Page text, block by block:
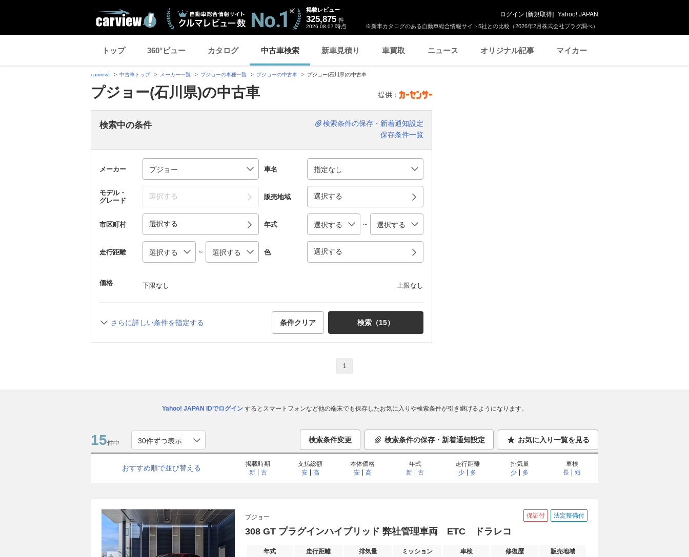
※新車カタログのある自動車総合情報サイト5社との比較（2026年2月株式会社プラグ調べ）
掲載レビュー
325,875 件
2026.08.07 時点
ログイン [新規取得] Yahoo! JAPAN
トップ 360°ビュー カタログ 中古車検索 新車見積り 車買取 ニュース オリジナル記事 マイカー
carview! 中古車トップ メーカー一覧 プジョーの車種一覧 プジョーの中古車 プジョー(石川県)の中古車
プジョー(石川県)の中古車 提供：
検索中の条件
検索条件の保存・新着通知設定
保存条件一覧
メーカー 車名
モデル・
グレード
選択する 販売地域 選択する
市区町村 選択する 年式 ～
走行距離 ～ 色 選択する
価格 下限なし 上限なし
さらに詳しい条件を指定する 条件クリア 検索（15）
1
Yahoo! JAPAN IDでログインするとスマートフォンなど他の端末でも保存したお気に入りや検索条件が引き継げるようになります。
15件中 検索条件変更 検索条件の保存・新着通知設定 お気に入り一覧を見る
おすすめ順で並び替える
掲載時期
新
古
支払総額
安
高
本体価格
安
高
年式
新
古
走行距離
少
多
排気量
少
多
車検
長
短
プジョー 保証付 法定整備付
308 GT プラグインハイブリッド 弊社管理車両 ETC ドラレコ
年式 走行距離 排気量 ミッション 車検 修復歴 販売地域